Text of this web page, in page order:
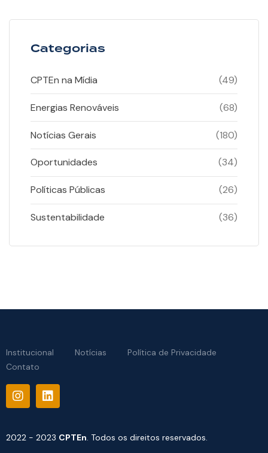
Categorias
CPTEn na Mídia (49)
Energias Renováveis (68)
Notícias Gerais (180)
Oportunidades (34)
Políticas Públicas (26)
Sustentabilidade (36)
Institucional Notícias
Política de Privacidade
Contato
2022 - 2023 CPTEn. Todos os direitos reservados.